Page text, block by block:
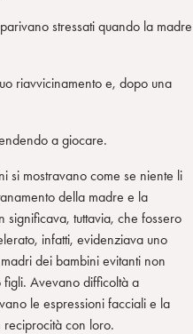
stressati quando la madre
riavvicinamento e, dopo una
a giocare.
si mostravano come se niente li
della madre e la
significava, tuttavia, che fossero
infatti, evidenziava uno
dei bambini evitanti non
Avevano difficoltà a
le espressioni facciali e la
con loro.